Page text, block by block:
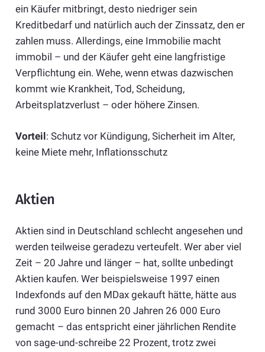
ein Käufer mitbringt, desto niedriger sein
Kreditbedarf und natürlich auch der Zinssatz, den er
zahlen muss. Allerdings, eine Immobilie macht
immobil – und der Käufer geht eine langfristige
Verpflichtung ein. Wehe, wenn etwas dazwischen
kommt wie Krankheit, Tod, Scheidung,
Arbeitsplatzverlust – oder höhere Zinsen.
Vorteil: Schutz vor Kündigung, Sicherheit im Alter,
keine Miete mehr, Inflationsschutz
Aktien
Aktien sind in Deutschland schlecht angesehen und
werden teilweise geradezu verteufelt. Wer aber viel
Zeit – 20 Jahre und länger – hat, sollte unbedingt
Aktien kaufen. Wer beispielsweise 1997 einen
Indexfonds auf den MDax gekauft hätte, hätte aus
rund 3000 Euro binnen 20 Jahren 26 000 Euro
gemacht – das entspricht einer jährlichen Rendite
von sage-und-schreibe 22 Prozent, trotz zwei